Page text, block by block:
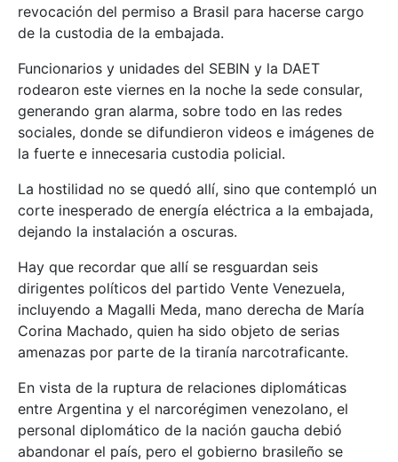
revocación del permiso a Brasil para hacerse cargo
de la custodia de la embajada.
Funcionarios y unidades del SEBIN y la DAET
rodearon este viernes en la noche la sede consular,
generando gran alarma, sobre todo en las redes
sociales, donde se difundieron videos e imágenes de
la fuerte e innecesaria custodia policial.
La hostilidad no se quedó allí, sino que contempló un
corte inesperado de energía eléctrica a la embajada,
dejando la instalación a oscuras.
Hay que recordar que allí se resguardan seis
dirigentes políticos del partido Vente Venezuela,
incluyendo a Magalli Meda, mano derecha de María
Corina Machado, quien ha sido objeto de serias
amenazas por parte de la tiranía narcotraficante.
En vista de la ruptura de relaciones diplomáticas
entre Argentina y el narcorégimen venezolano, el
personal diplomático de la nación gaucha debió
abandonar el país, pero el gobierno brasileño se